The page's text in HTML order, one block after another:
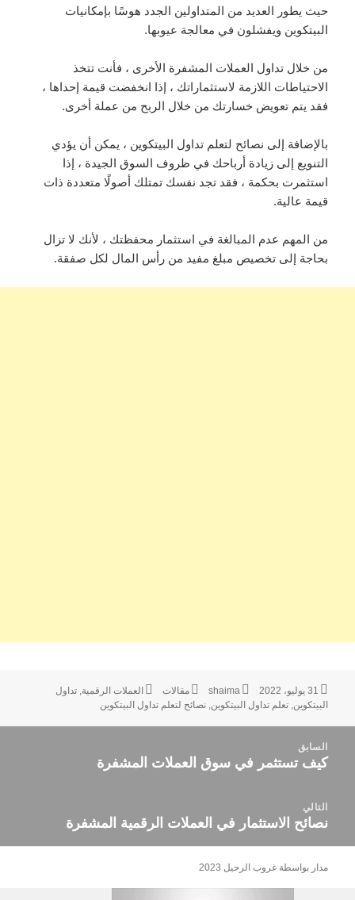
حيث يطور العديد من المتداولين الجدد هوسًا بإمكانيات
البيتكوين ويفشلون في معالجة عيوبها.
من خلال تداول العملات المشفرة الأخرى ، فأنت تتخذ
الاحتياطات اللازمة لاستثماراتك ، إذا انخفضت قيمة إحداها ،
فقد يتم تعويض خسارتك من خلال الربح من عملة أخرى.
بالإضافة إلى نصائح لتعلم تداول البيتكوين ، يمكن أن يؤدي
التنويع إلى زيادة أرباحك في ظروف السوق الجيدة ، إذا
استثمرت بحكمة ، فقد تجد نفسك تمتلك أصولًا متعددة ذات
قيمة عالية.
من المهم عدم المبالغة في استثمار محفظتك ، لأنك لا تزال
بحاجة إلى تخصيص مبلغ مفيد من رأس المال لكل صفقة.
نُشرت
في
31 يوليو، 2022 الكاتب
shaima التصنيفات
مقالات الوسوم
العملات الرقمية,تداول
البيتكوين,تعلم تداول البيتكوين,نصائح لتعلم تداول البيتكوين
المقالاتالسابق
المقالة
كيف تستثمر في سوق العملات المشفرة
التالي
المقالة
نصائح الاستثمار في العملات الرقمية المشفرة
مدار بواسطة غروب الرحيل 2023